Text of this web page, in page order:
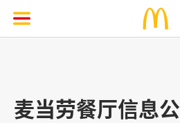
麦当劳餐厅信息